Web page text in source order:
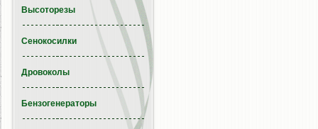
Высоторезы
Сенокосилки
Дровоколы
Бензогенераторы